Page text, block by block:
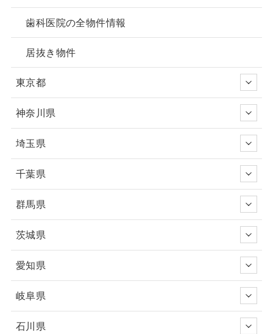
歯科医院の全物件情報
居抜き物件
東京都
神奈川県
埼玉県
千葉県
群馬県
茨城県
愛知県
岐阜県
石川県